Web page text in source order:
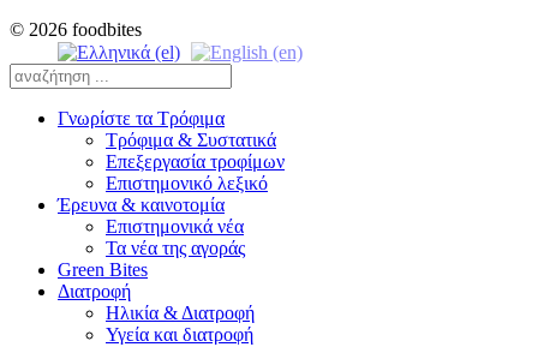
© 2026 foodbites
Γνωρίστε τα Τρόφιμα
Τρόφιμα & Συστατικά
Επεξεργασία τροφίμων
Επιστημονικό λεξικό
Έρευνα & καινοτομία
Επιστημονικά νέα
Τα νέα της αγοράς
Green Bites
Διατροφή
Ηλικία & Διατροφή
Υγεία και διατροφή